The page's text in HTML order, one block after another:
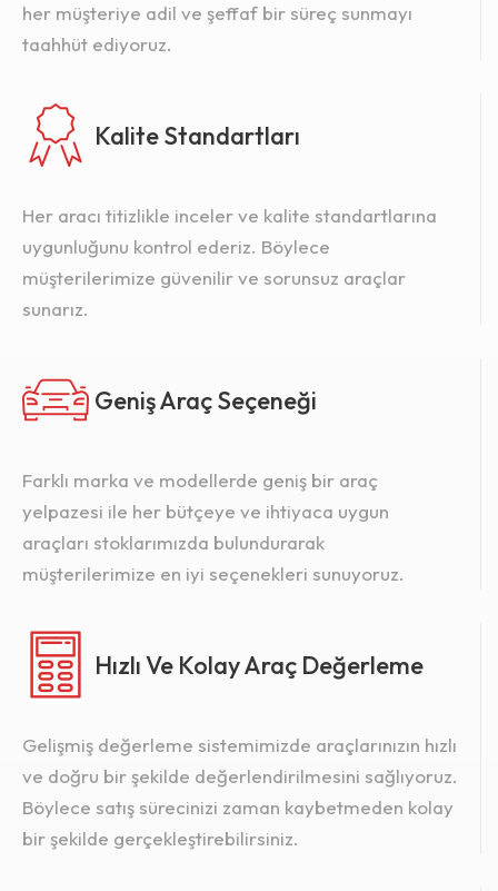
her müşteriye adil ve şeffaf bir süreç sunmayı
taahhüt ediyoruz.
Kalite Standartları
Her aracı titizlikle inceler ve kalite standartlarına
uygunluğunu kontrol ederiz. Böylece
müşterilerimize güvenilir ve sorunsuz araçlar
sunarız.
Geniş Araç Seçeneği
Farklı marka ve modellerde geniş bir araç
yelpazesi ile her bütçeye ve ihtiyaca uygun
araçları stoklarımızda bulundurarak
müşterilerimize en iyi seçenekleri sunuyoruz.
Hızlı Ve Kolay Araç Değerleme
Gelişmiş değerleme sistemimizde araçlarınızın hızlı
ve doğru bir şekilde değerlendirilmesini sağlıyoruz.
Böylece satış sürecinizi zaman kaybetmeden kolay
bir şekilde gerçekleştirebilirsiniz.